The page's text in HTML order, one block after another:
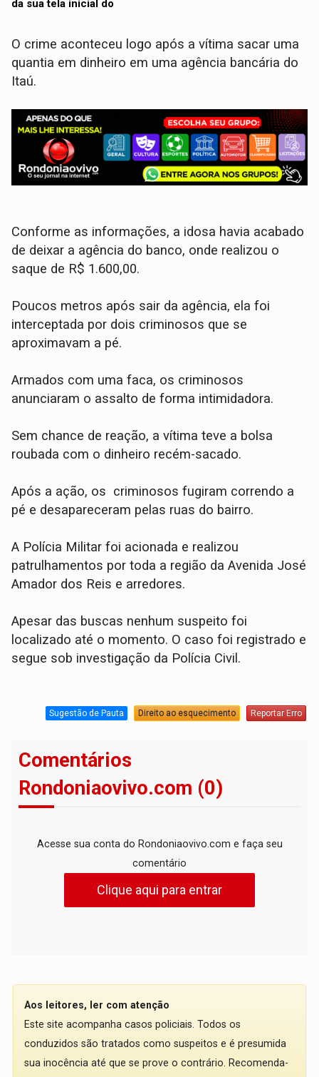
O crime aconteceu logo após a vítima sacar uma
quantia em dinheiro em uma agência bancária do
Itaú.
​Conforme as informações, a idosa havia acabado
de deixar a agência do banco, onde realizou o
saque de R$ 1.600,00.
Poucos metros após sair da agência, ela foi
interceptada por dois criminosos que se
aproximavam a pé.
​Armados com uma faca, os criminosos
anunciaram o assalto de forma intimidadora.
Sem chance de reação, a vítima teve a bolsa
roubada com o dinheiro recém-sacado.
​Após a ação, os criminosos fugiram correndo a
pé e desapareceram pelas ruas do bairro.
​A Polícia Militar foi acionada e realizou
patrulhamentos por toda a região da Avenida José
Amador dos Reis e arredores.
Apesar das buscas nenhum suspeito foi
localizado até o momento. O caso foi registrado e
segue sob investigação da Polícia Civil.
Sugestão de Pauta Direito ao esquecimento Reportar Erro
Comentários
Rondoniaovivo.com (0)
Acesse sua conta do Rondoniaovivo.com e faça seu
comentário
Clique aqui para entrar
Aos leitores, ler com atenção
Este site acompanha casos policiais. Todos os
conduzidos são tratados como suspeitos e é presumida
sua inocência até que se prove o contrário. Recomenda-